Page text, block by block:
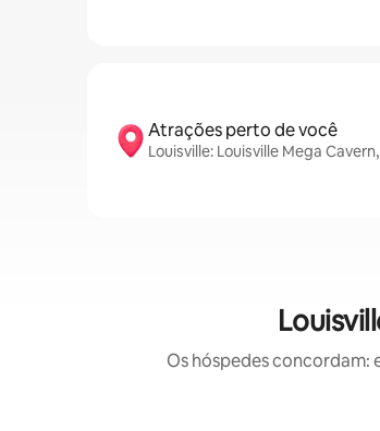
Atrações perto de você
Louisville: Louisville Mega
Os hóspedes concordam: